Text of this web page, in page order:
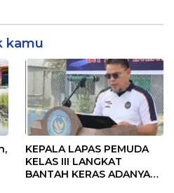
kamu
KEPALA LAPAS PEMUDA
KELAS III LANGKAT
BANTAH KERAS ADANYA